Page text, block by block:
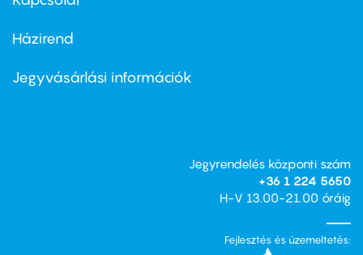
Footer
second
Házirend
Jegyvásárlási információk
Jegyrendelés központi szám
+36 1 224 5650
H-V 13.00-21.00 óráig
Fejlesztés és üzemeltetés: